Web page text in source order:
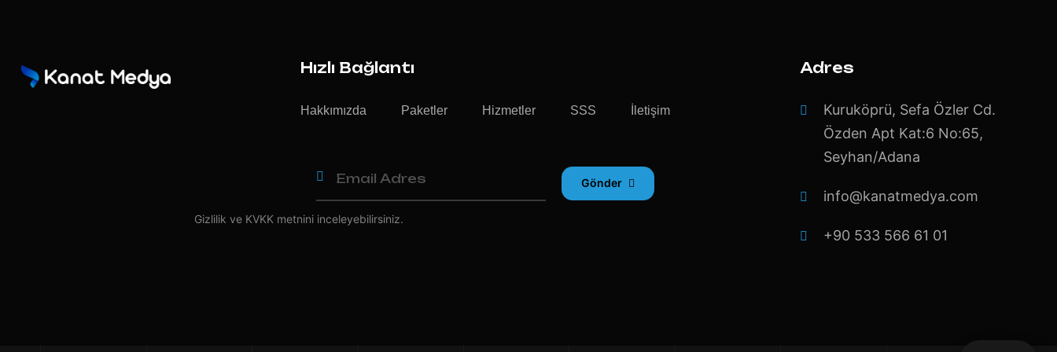
Hızlı Bağlantı
Hakkımızda Paketler Hizmetler SSS İletişim
Gönder
Gizlilik ve KVKK metnini inceleyebilirsiniz.
Adres
Kuruköprü, Sefa Özler Cd.
Özden Apt Kat:6 No:65,
Seyhan/Adana
info@kanatmedya.com
+90 533 566 61 01